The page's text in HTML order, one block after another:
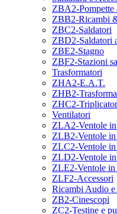
ZBA2-Pompette
ZBB2-Ricambi
ZBC2-Saldatori
ZBD2-Saldatori
ZBE2-Stagno
ZBF2-Stazioni
Trasformatori
ZHA2-E.A.T.
ZHB2-
ZHC2-
Ventilatori
ZLA2-Ventole
ZLB2-Ventole
ZLC2-Ventole
ZLD2-Ventole
ZLE2-Ventole
ZLF2-Accessori
Ricambi Audio
ZB2-Cinescopi
ZC2-Testine e